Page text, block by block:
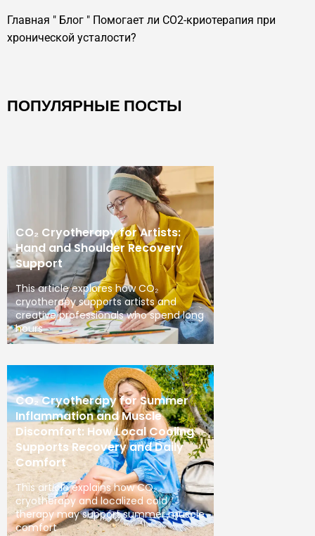
Главная " Блог " Помогает ли CO2-криотерапия при
хронической усталости?
ПОПУЛЯРНЫЕ ПОСТЫ
CO₂ Cryotherapy for Artists:
Hand and Shoulder Recovery
Support
This article explores how CO₂
cryotherapy supports artists and
creative professionals who spend long
hours
CO₂ Cryotherapy for Summer
Inflammation and Muscle
Discomfort: How Local Cooling
Supports Recovery and Daily
Comfort
This article explains how CO₂
cryotherapy and localized cold
therapy may support summer muscle
comfort